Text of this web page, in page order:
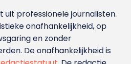
professionele journalisten.
onafhankelijkheid, op
en zonder
De onafhankelijkheid is